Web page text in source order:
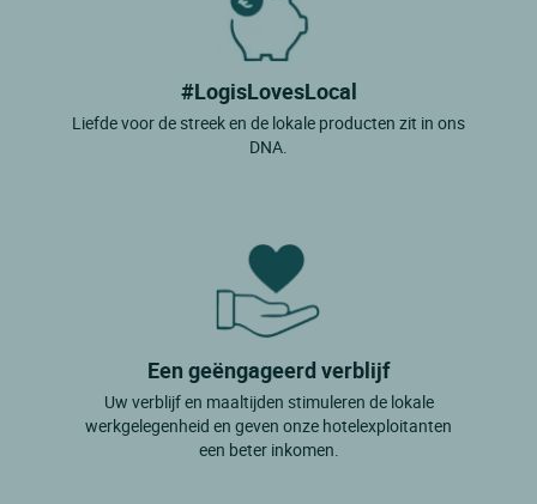
#LogisLovesLocal
Liefde voor de streek en de lokale producten zit in ons
DNA.
Een geëngageerd verblijf
Uw verblijf en maaltijden stimuleren de lokale
werkgelegenheid en geven onze hotelexploitanten
een beter inkomen.